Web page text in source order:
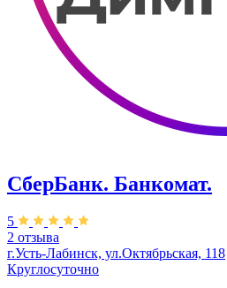
СберБанк. Банкомат.
5
2 отзыва
г.Усть-Лабинск, ул.​Октябрьская, 118
Круглосуточно